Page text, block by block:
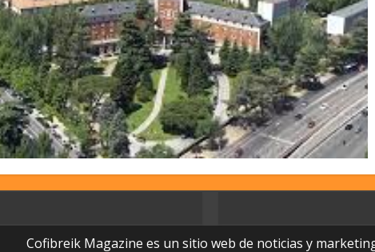
Cofibreik Magazine es un sitio web de noticias y